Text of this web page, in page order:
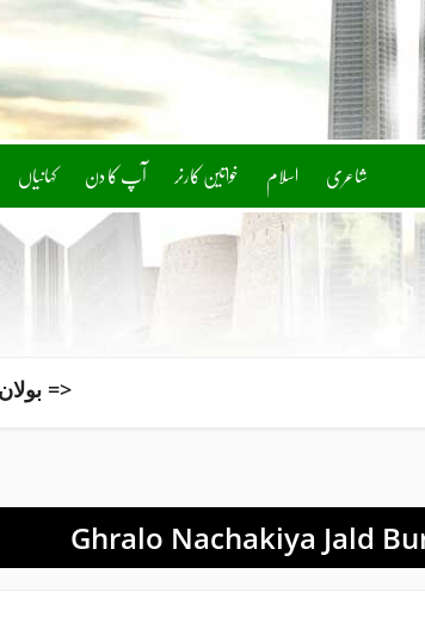
آپ کا دن خواتین کارنر اسلام شاعری
Ghralo Nachakiya Jald